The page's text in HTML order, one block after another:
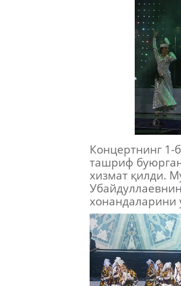
Концертнинг 1-
ташриф
хизмат қилди.
хонандаларини